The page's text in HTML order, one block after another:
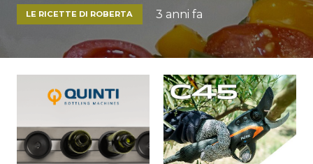
LE RICETTE DI ROBERTA 3 anni fa